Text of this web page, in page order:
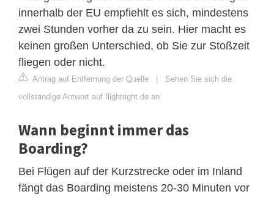
innerhalb der EU empfiehlt es sich, mindestens
zwei Stunden vorher da zu sein. Hier macht es
keinen großen Unterschied, ob Sie zur Stoßzeit
fliegen oder nicht.
Antrag auf Entfernung der Quelle | Sehen Sie sich die
vollständige Antwort auf flightright.de an
Wann beginnt immer das
Boarding?
Bei Flügen auf der Kurzstrecke oder im Inland
fängt das Boarding meistens 20-30 Minuten vor